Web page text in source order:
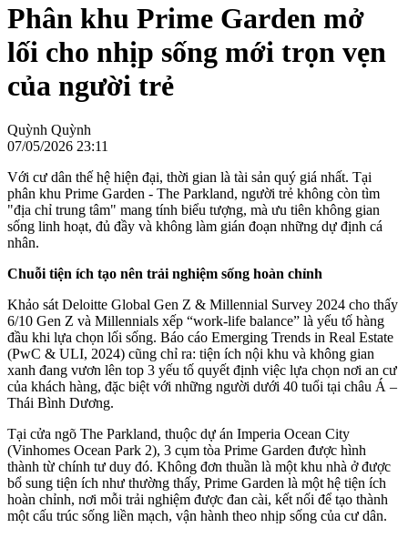
Phân khu Prime Garden mở
lối cho nhịp sống mới trọn vẹn
của người trẻ
Quỳnh Quỳnh
07/05/2026 23:11
Với cư dân thế hệ hiện đại, thời gian là tài sản quý giá nhất. Tại
phân khu Prime Garden - The Parkland, người trẻ không còn tìm
"địa chỉ trung tâm" mang tính biểu tượng, mà ưu tiên không gian
sống linh hoạt, đủ đầy và không làm gián đoạn những dự định cá
nhân.
Chuỗi tiện ích tạo nên trải nghiệm sống hoàn chỉnh
Khảo sát Deloitte Global Gen Z & Millennial Survey 2024 cho thấy
6/10 Gen Z và Millennials xếp “work-life balance” là yếu tố hàng
đầu khi lựa chọn lối sống. Báo cáo Emerging Trends in Real Estate
(PwC & ULI, 2024) cũng chỉ ra: tiện ích nội khu và không gian
xanh đang vươn lên top 3 yếu tố quyết định việc lựa chọn nơi an cư
của khách hàng, đặc biệt với những người dưới 40 tuổi tại châu Á –
Thái Bình Dương.
Tại cửa ngõ The Parkland, thuộc dự án Imperia Ocean City
(Vinhomes Ocean Park 2), 3 cụm tòa Prime Garden được hình
thành từ chính tư duy đó. Không đơn thuần là một khu nhà ở được
bổ sung tiện ích như thường thấy, Prime Garden là một hệ tiện ích
hoàn chỉnh, nơi mỗi trải nghiệm được đan cài, kết nối để tạo thành
một cấu trúc sống liền mạch, vận hành theo nhịp sống của cư dân.